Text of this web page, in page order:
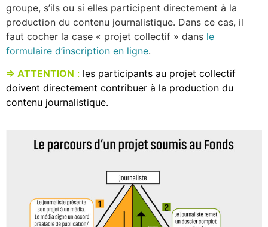
groupe, s’ils ou si elles participent directement à la
production du contenu journalistique. Dans ce cas, il
faut cocher la case « projet collectif » dans le
formulaire d’inscription en ligne.
⇒ ATTENTION : les participants au projet collectif
doivent directement contribuer à la production du
contenu journalistique.